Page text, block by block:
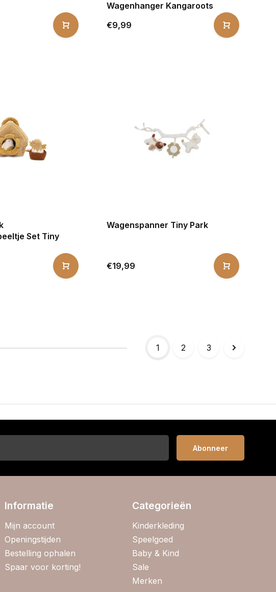
Wagenhanger Kangaroots
€9,99
Set Tiny
Wagenspanner Tiny Park
€19,99
1 2 3
Abonneer
Informatie
Mijn account
Openingstijden
Bestelling ophalen
Spaar voor korting!
Categorieën
Kinderkleding
Speelgoed
Baby & Kind
Sale
Merken